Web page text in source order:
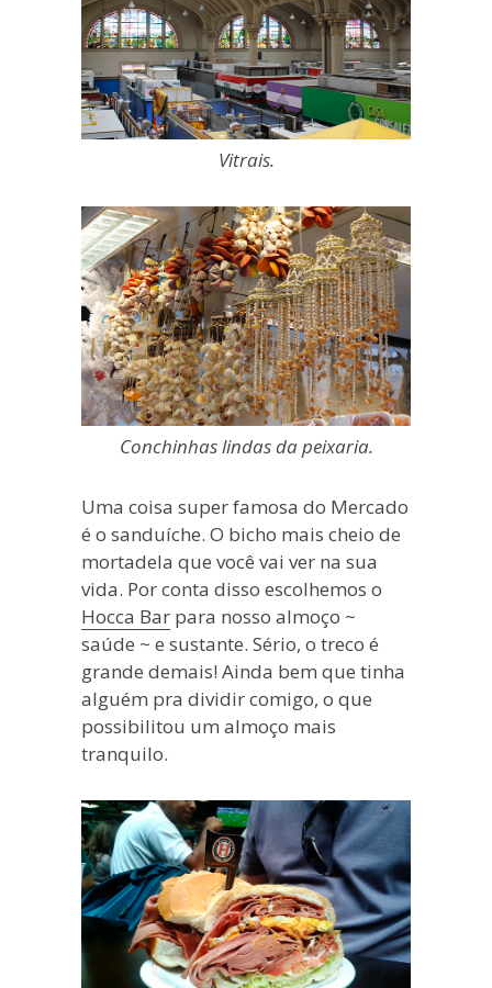
Vitrais.
Conchinhas lindas da peixaria.
Uma coisa super famosa do Mercado
é o sanduíche. O bicho mais cheio de
mortadela que você vai ver na sua
vida. Por conta disso escolhemos o
Hocca Bar para nosso almoço ~
saúde ~ e sustante. Sério, o treco é
grande demais! Ainda bem que tinha
alguém pra dividir comigo, o que
possibilitou um almoço mais
tranquilo.